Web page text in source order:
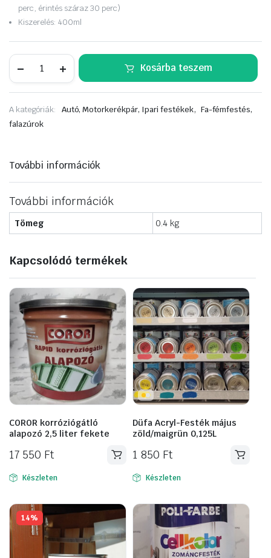
perc, érintés száraz 30 perc)
Kiszerelés: 400ml
COLOR
Ral
400ml
mennyiség
Kosárba teszem
A kategóriák: Autó, Motorkerékpár, Ipari festékek, Fa-fémfestés,
falazúrok
További információk
További információk
Tömeg 0.4 kg
Kapcsolódó termékek
COROR korróziógátló
alapozó 2,5 liter fekete
17 550 Ft
Készleten
Düfa Acryl-Festék május
zöld/maigrün 0,125L
1 850 Ft
Készleten
14%